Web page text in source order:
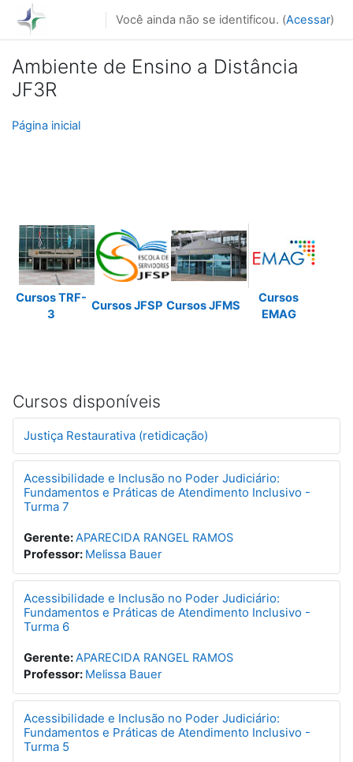
Ir para o conteúdo principal
Você ainda não se identificou. (Acessar)
Ambiente de Ensino a Distância
JF3R
Página inicial
Cursos TRF-
3
Cursos JFSP Cursos JFMS
Cursos
EMAG
Cursos disponíveis
Justiça Restaurativa (retidicação)
Acessibilidade e Inclusão no Poder Judiciário:
Fundamentos e Práticas de Atendimento Inclusivo -
Turma 7
Gerente:APARECIDA RANGEL RAMOS
Professor: Melissa Bauer
Acessibilidade e Inclusão no Poder Judiciário:
Fundamentos e Práticas de Atendimento Inclusivo -
Turma 6
Gerente:APARECIDA RANGEL RAMOS
Professor: Melissa Bauer
Acessibilidade e Inclusão no Poder Judiciário:
Fundamentos e Práticas de Atendimento Inclusivo -
Turma 5